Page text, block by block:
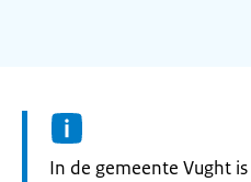
Informatie:
In de gemeente Vught is